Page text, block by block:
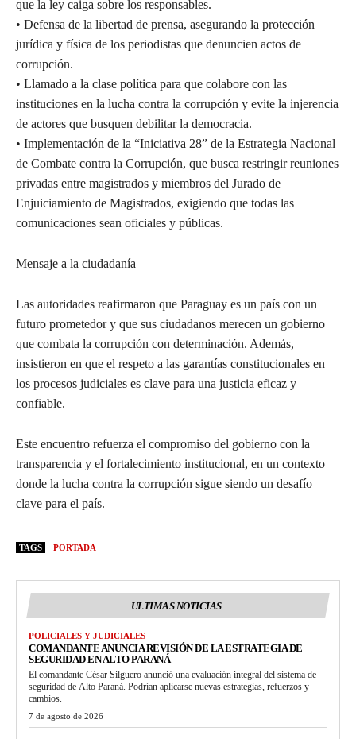
que la ley caiga sobre los responsables.
• Defensa de la libertad de prensa, asegurando la protección
jurídica y física de los periodistas que denuncien actos de
corrupción.
• Llamado a la clase política para que colabore con las
instituciones en la lucha contra la corrupción y evite la injerencia
de actores que busquen debilitar la democracia.
• Implementación de la “Iniciativa 28” de la Estrategia Nacional
de Combate contra la Corrupción, que busca restringir reuniones
privadas entre magistrados y miembros del Jurado de
Enjuiciamiento de Magistrados, exigiendo que todas las
comunicaciones sean oficiales y públicas.
Mensaje a la ciudadanía
Las autoridades reafirmaron que Paraguay es un país con un
futuro prometedor y que sus ciudadanos merecen un gobierno
que combata la corrupción con determinación. Además,
insistieron en que el respeto a las garantías constitucionales en
los procesos judiciales es clave para una justicia eficaz y
confiable.
Este encuentro refuerza el compromiso del gobierno con la
transparencia y el fortalecimiento institucional, en un contexto
donde la lucha contra la corrupción sigue siendo un desafío
clave para el país.
TAGS PORTADA
ULTIMAS NOTICIAS
POLICIALES Y JUDICIALES
COMANDANTE ANUNCIA REVISIÓN DE LA ESTRATEGIA DE
SEGURIDAD EN ALTO PARANÁ
El comandante César Silguero anunció una evaluación integral del sistema de
seguridad de Alto Paraná. Podrían aplicarse nuevas estrategias, refuerzos y
cambios.
7 de agosto de 2026